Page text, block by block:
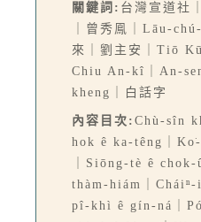
關鍵詞: 台灣宣道社
｜曾秀鳯｜Lāu-
來｜劉主安｜Tiō
Chiu An-kî｜An-
kheng｜白話字
內容目次: Chù-sîn
hok ê ka-têng｜
｜Siōng-tè ê
thàm-hiám｜
pî-khì ê gín-ná｜